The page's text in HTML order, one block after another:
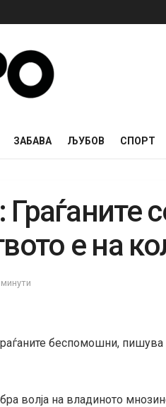
ЗАБАВА ЉУБОВ СПОРТ
е на
беспомошни,
волја на владиното